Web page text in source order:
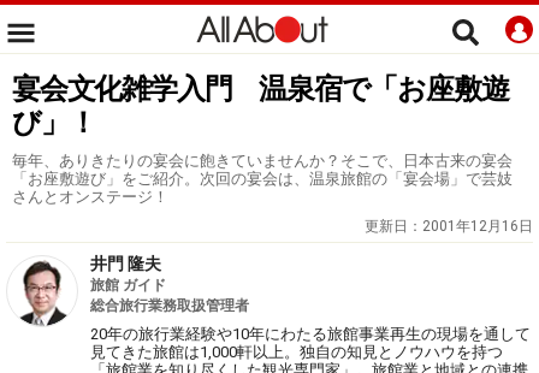
宴会文化雑学入門 温泉宿で「お座敷遊
び」！
毎年、ありきたりの宴会に飽きていませんか？そこで、日本古来の宴会
「お座敷遊び」をご紹介。次回の宴会は、温泉旅館の「宴会場」で芸妓
さんとオンステージ！
更新日： 2001年12月16日
井門 隆夫
旅館 ガイド
総合旅行業務取扱管理者
20年の旅行業経験や10年にわたる旅館事業再生の現場を通して
見てきた旅館は1,000軒以上。独自の知見とノウハウを持つ